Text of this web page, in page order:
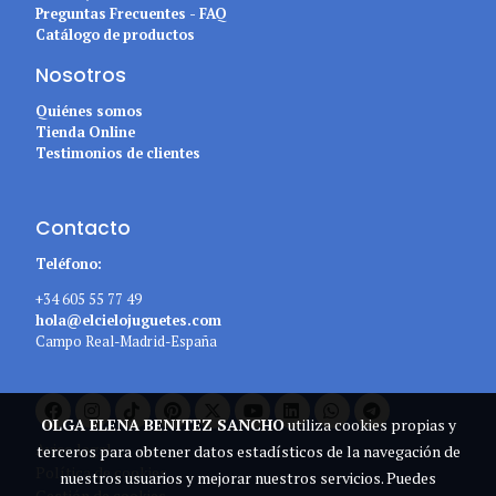
Preguntas Frecuentes - FAQ
Catálogo de productos
Nosotros
Quiénes somos
Tienda Online
Testimonios de clientes
Contacto
Teléfono:
+34 605 55 77 49
hola@elcielojuguetes.com
Campo Real-Madrid-España
Aviso legal
Política de cookies
OLGA ELENA BENITEZ SANCHOutiliza cookies propias y
terceros para obtener datos estadísticos de la navegación de
nuestros usuarios y mejorar nuestros servicios. Puedes